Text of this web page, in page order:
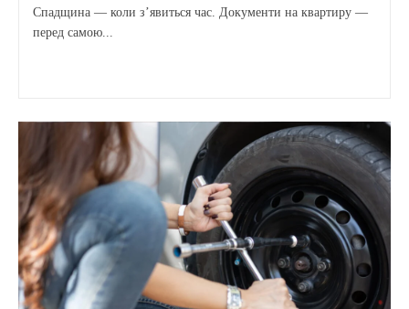
Спадщина — коли з’явиться час. Документи на квартиру —
перед самою...